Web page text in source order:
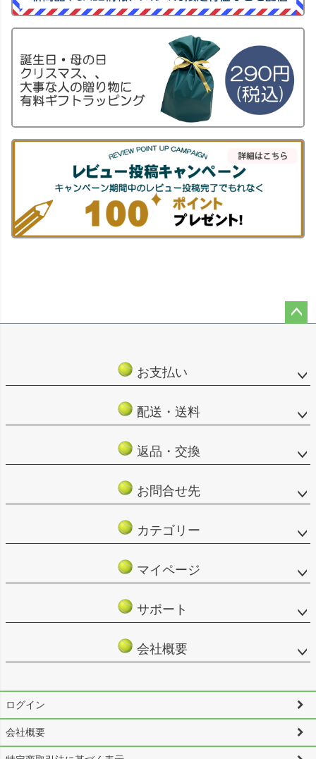
お支払い
配送・送料
返品・交換
お問合せ先
カテゴリー
マイページ
サポート
会社概要
ログイン
会社概要